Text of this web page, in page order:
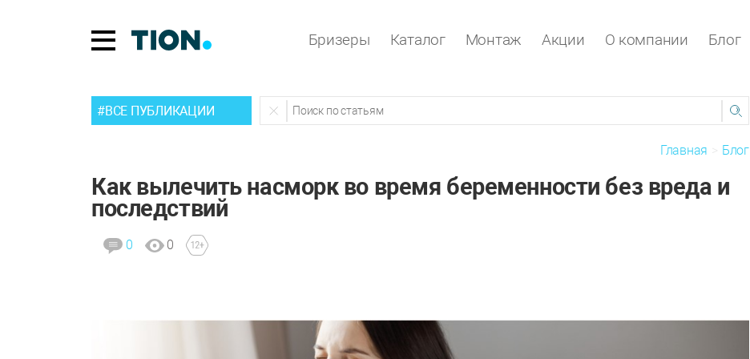
Бризеры Каталог Монтаж Акции О компании Блог
#ВСЕ ПУБЛИКАЦИИ
Главная Блог
Как вылечить насморк во время беременности без вреда и
последствий
0 0